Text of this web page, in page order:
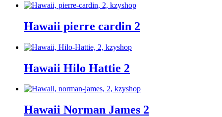
Hawaii pierre cardin 2
Hawaii Hilo Hattie 2
Hawaii Norman James 2